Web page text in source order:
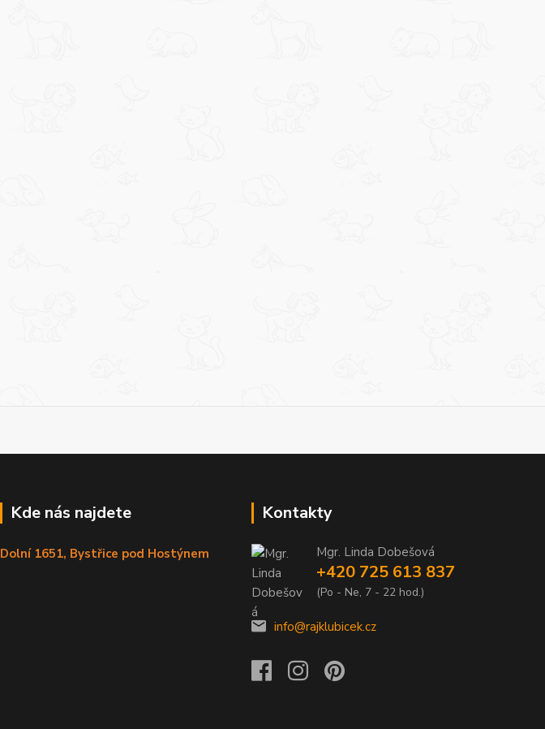
Kde nás najdete
Dolní 1651, Bystřice pod Hostýnem
Kontakty
Mgr. Linda Dobešová
+420 725 613 837
(Po - Ne, 7 - 22 hod.)
info@rajklubicek.cz